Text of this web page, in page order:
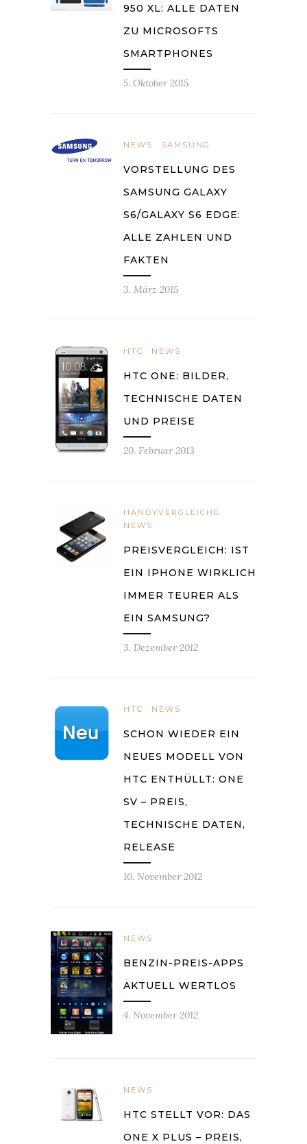
950 XL: ALLE DATEN
ZU MICROSOFTS
SMARTPHONES
5. Oktober 2015
NEWS SAMSUNG
VORSTELLUNG DES
SAMSUNG GALAXY
S6/GALAXY S6 EDGE:
ALLE ZAHLEN UND
FAKTEN
3. März 2015
HTC NEWS
HTC ONE: BILDER,
TECHNISCHE DATEN
UND PREISE
20. Februar 2013
HANDYVERGLEICHE
NEWS
PREISVERGLEICH: IST
EIN IPHONE WIRKLICH
IMMER TEURER ALS
EIN SAMSUNG?
3. Dezember 2012
HTC NEWS
SCHON WIEDER EIN
NEUES MODELL VON
HTC ENTHÜLLT: ONE
SV – PREIS,
TECHNISCHE DATEN,
RELEASE
10. November 2012
NEWS
BENZIN-PREIS-APPS
AKTUELL WERTLOS
4. November 2012
NEWS
HTC STELLT VOR: DAS
ONE X PLUS – PREIS,